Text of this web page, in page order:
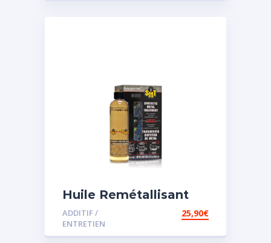
Huile Remétallisant
Moteur SMT2
ADDITIF /
ENTRETIEN
25,90€